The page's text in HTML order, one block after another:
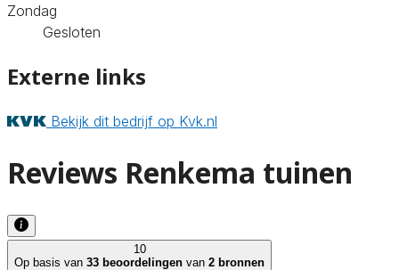
Zondag
Gesloten
Externe links
Bekijk dit bedrijf op Kvk.nl
Reviews Renkema tuinen
10
Op basis van 33 beoordelingen van 2 bronnen